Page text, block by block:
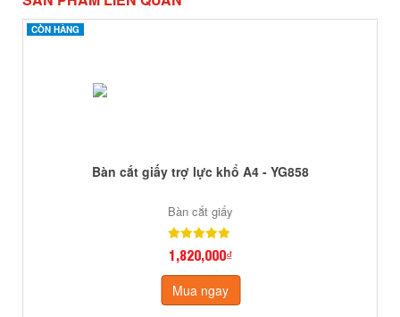
CÒN HÀNG
CÒN HÀNG
Bàn cắt giấy trợ lực khổ A4 - YG858
Bàn cắt giấy
1,820,000₫
Mua ngay